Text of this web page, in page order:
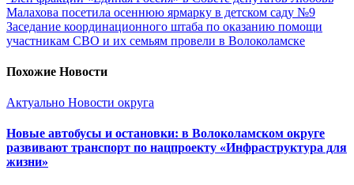
Малахова посетила осеннюю ярмарку в детском саду №9
Заседание координационного штаба по оказанию помощи
участникам СВО и их семьям провели в Волоколамске
Похожие Новости
Актуально Новости округа
Новые автобусы и остановки: в Волоколамском округе
развивают транспорт по нацпроекту «Инфраструктура для
жизни»